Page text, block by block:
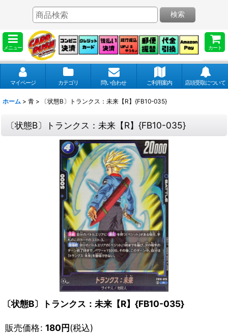
メニュー カート
検索
マイページ カテゴリ 問い合わせ ご利用案内 店頭受取について
ホーム > 青 > 〔状態B〕トランクス：未来【R】{FB10-035}
〔状態B〕トランクス：未来【R】{FB10-035}
〔状態B〕トランクス：未来【R】{FB10-035}
販売価格: 180円(税込)